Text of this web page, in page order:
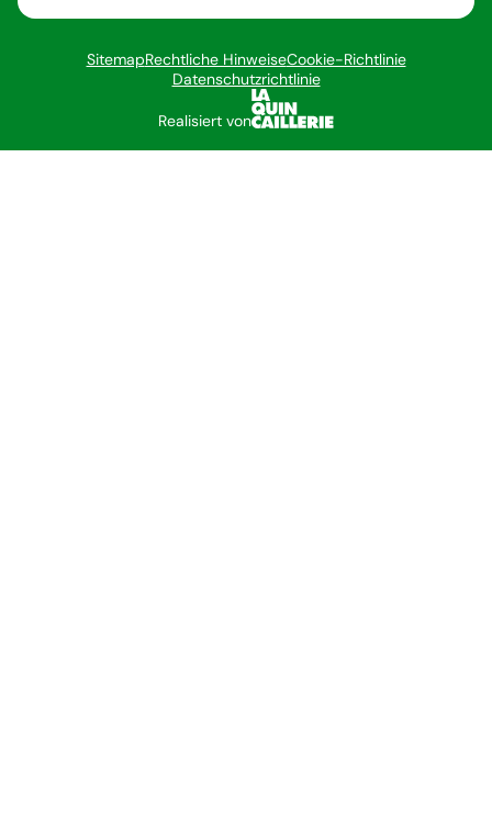
SitemapRechtliche HinweiseCookie-Richtlinie
Datenschutzrichtlinie
Realisiert von